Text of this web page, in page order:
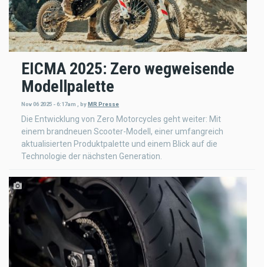
EICMA 2025: Zero wegweisende
Modellpalette
Nov 06 2025 - 6:17am byMR Presse
Die Entwicklung von Zero Motorcycles geht weiter: Mit
einem brandneuen Scooter-Modell, einer umfangreich
aktualisierten Produktpalette und einem Blick auf die
Technologie der nächsten Generation.